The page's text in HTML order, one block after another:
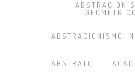
GEOMÉTRICO
ABSTRACIONISMO
ABSTRATO